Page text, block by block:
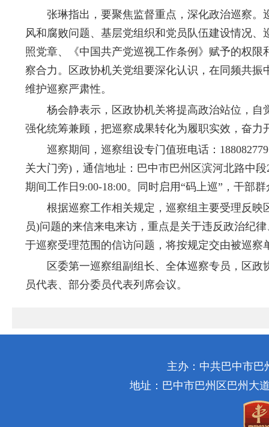
张琳指出，要聚焦监督重点，深化政治巡察。
风和腐败问题、基层党组织和党员队伍建设情况
照党章、《中国共产党巡视工作条例》赋予的权
察合力。区政协机关党组要深化认识，在同频共
维护巡察严肃性。
杨会静表示，区政协机关将提高政治站位，自
强化统筹兼顾，把巡察成果转化为履职实效，奋力
巡察期间，巡察组设专门值班电话：
关大门旁)，通信地址：巴中市巴州区滨河北路中
期间工作日9:00-18:00。同时启用“码上巡”，干部
根据巡察工作相关规定，巡察组主要受理反映
员)问题的来信来电来访，重点是关于违反政治纪
于巡察受理范围的信访问题，将按规定交由被巡察
区委第一巡察组副组长、全体巡察专员，区政
员代表、部分委员代表列席会议。
主办：中共巴中市巴
地址：巴中市巴州区巴州大